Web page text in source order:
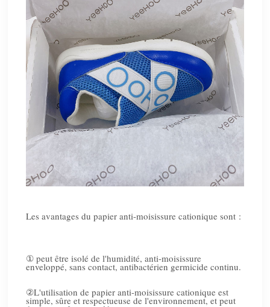
Les avantages du papier anti-moisissure cationique sont :
① peut être isolé de l'humidité, anti-moisissure
enveloppé, sans contact, antibactérien germicide continu.
②L'utilisation de papier anti-moisissure cationique est
simple, sûre et respectueuse de l'environnement, et peut